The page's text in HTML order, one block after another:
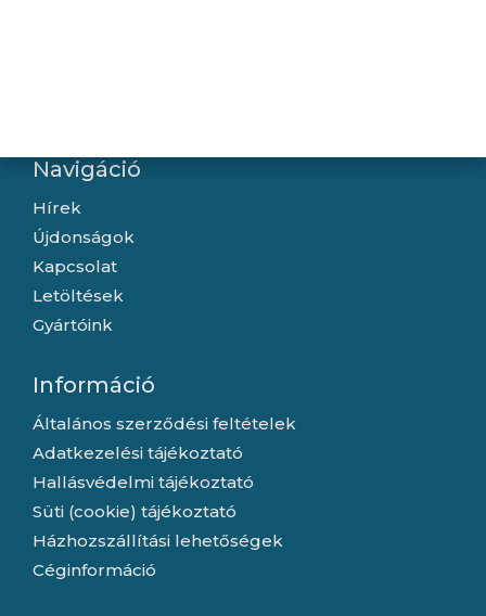
Navigáció
Hírek
Újdonságok
Kapcsolat
Letöltések
Gyártóink
Információ
Általános szerződési feltételek
Adatkezelési tájékoztató
Hallásvédelmi tájékoztató
Süti (cookie) tájékoztató
Házhozszállítási lehetőségek
Céginformáció